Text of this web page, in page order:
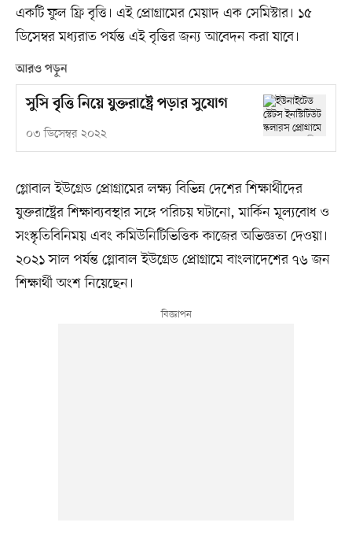
একটি ফুল ফ্রি বৃত্তি। এই প্রোগ্রামের মেয়াদ এক সেমিস্টার। ১৫
ডিসেম্বর মধ্যরাত পর্যন্ত এই বৃত্তির জন্য আবেদন করা যাবে।
আরও পড়ুন
সুসি বৃত্তি নিয়ে যুক্তরাষ্ট্রে পড়ার সুযোগ
০৩ ডিসেম্বর ২০২২
গ্লোবাল ইউগ্রেড প্রোগ্রামের লক্ষ্য বিভিন্ন দেশের শিক্ষার্থীদের
যুক্তরাষ্ট্রের শিক্ষাব্যবস্থার সঙ্গে পরিচয় ঘটানো, মার্কিন মূল্যবোধ ও
সংস্কৃতিবিনিময় এবং কমিউনিটিভিত্তিক কাজের অভিজ্ঞতা দেওয়া।
২০২১ সাল পর্যন্ত গ্লোবাল ইউগ্রেড প্রোগ্রামে বাংলাদেশের ৭৬ জন
শিক্ষার্থী অংশ নিয়েছেন।